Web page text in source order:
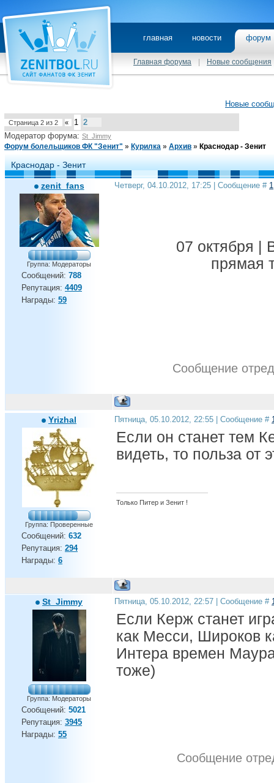
главная новости
Главная форума Новые сообщения
Новые
Страница 2 из 2 « 1 2
Модератор форума: St_Jimmy
Форум болельщиков ФК "Зенит" » Курилка » Архив » Краснодар - Зенит
Краснодар - Зенит
zenit_fans
Группа: Модераторы
Сообщений: 788
Репутация: 4409
Награды: 59
Четверг, 04.10.2012, 17:25 | Сообщение # 1
07 октября |
прямая
Сообщение
Yrizhal
Группа: Проверенные
Сообщений: 632
Репутация: 294
Награды: 6
Пятница, 05.10.2012, 22:55 | Сообщение #
Если он станет тем
видеть, то польза от
Только Питер и Зенит !
St_Jimmy
Группа: Модераторы
Сообщений: 5021
Репутация: 3945
Награды: 55
Пятница, 05.10.2012, 22:57 | Сообщение #
Если Керж станет
как Месси, Широков
Интера времен
тоже)
Сообщение